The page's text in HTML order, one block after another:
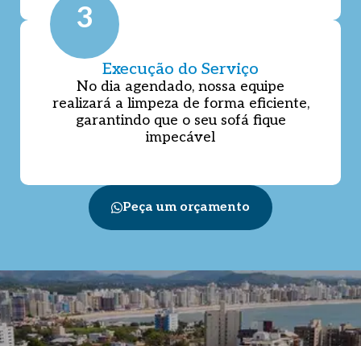
3
Execução do Serviço
No dia agendado, nossa equipe
realizará a limpeza de forma eficiente,
garantindo que o seu sofá fique
impecável
Peça um orçamento